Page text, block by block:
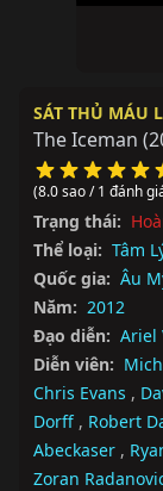
SÁT THỦ MÁU
The Iceman
(8.0 sao / 1 đánh
Trạng thái:
Thể loại: Tâm
Quốc gia: Âu
Năm: 2012
Đạo diễn: Ariel
Diễn viên:
Chris Evans ,
Dorff , Robert
Abeckaser ,
Zoran